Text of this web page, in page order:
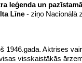
leģenda un pazīstamā
Līne - ziņo Nacionālā
1946.gada. Aktrises
visskaistākās